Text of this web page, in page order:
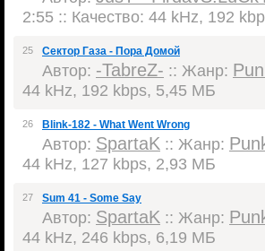
2:55 :: Качество: 44 kHz, 192
25 Сектор Газа - Пора Домой
Автор: -TabreZ- :: Жанр:
44 kHz, 192 kbps, 5,45 МБ
26 Blink-182 - What Went Wrong
Автор: SpartaK :: Жанр:
44 kHz, 127 kbps, 2,93 МБ
27 Sum 41 - Some Say
Автор: SpartaK :: Жанр:
44 kHz, 246 kbps, 6,19 МБ